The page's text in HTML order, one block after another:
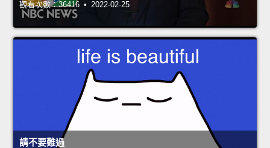
觀看次數：36416 • 2022-02-25
請不要難過